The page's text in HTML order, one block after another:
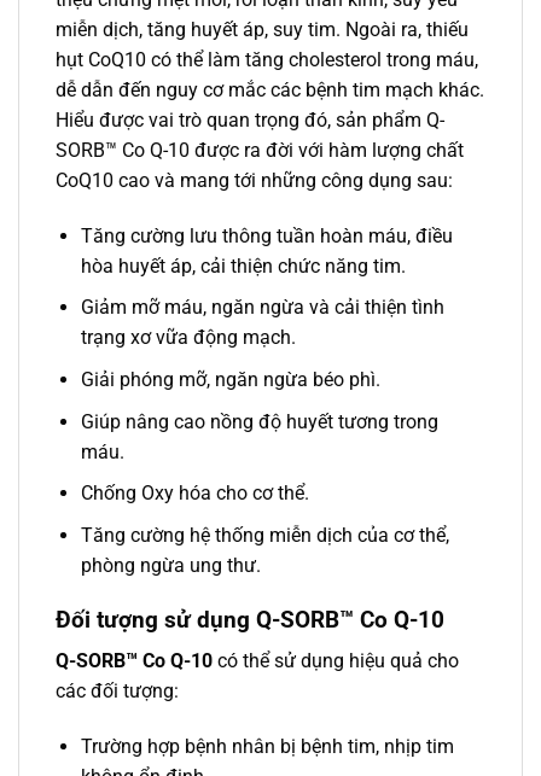
miễn dịch, tăng huyết áp, suy tim. Ngoài ra, thiếu
hụt CoQ10 có thể làm tăng cholesterol trong máu,
dễ dẫn đến nguy cơ mắc các bệnh tim mạch khác.
Hiểu được vai trò quan trọng đó, sản phẩm Q-
SORB™ Co Q-10 được ra đời với hàm lượng chất
CoQ10 cao và mang tới những công dụng sau:
Tăng cường lưu thông tuần hoàn máu, điều
hòa huyết áp, cải thiện chức năng tim.
Giảm mỡ máu, ngăn ngừa và cải thiện tình
trạng xơ vữa động mạch.
Giải phóng mỡ, ngăn ngừa béo phì.
Giúp nâng cao nồng độ huyết tương trong
máu.
Chống Oxy hóa cho cơ thể.
Tăng cường hệ thống miễn dịch của cơ thể,
phòng ngừa ung thư.
Đối tượng sử dụng Q-SORB™ Co Q-10
Q-SORB™ Co Q-10 có thể sử dụng hiệu quả cho
các đối tượng:
Trường hợp bệnh nhân bị bệnh tim, nhịp tim